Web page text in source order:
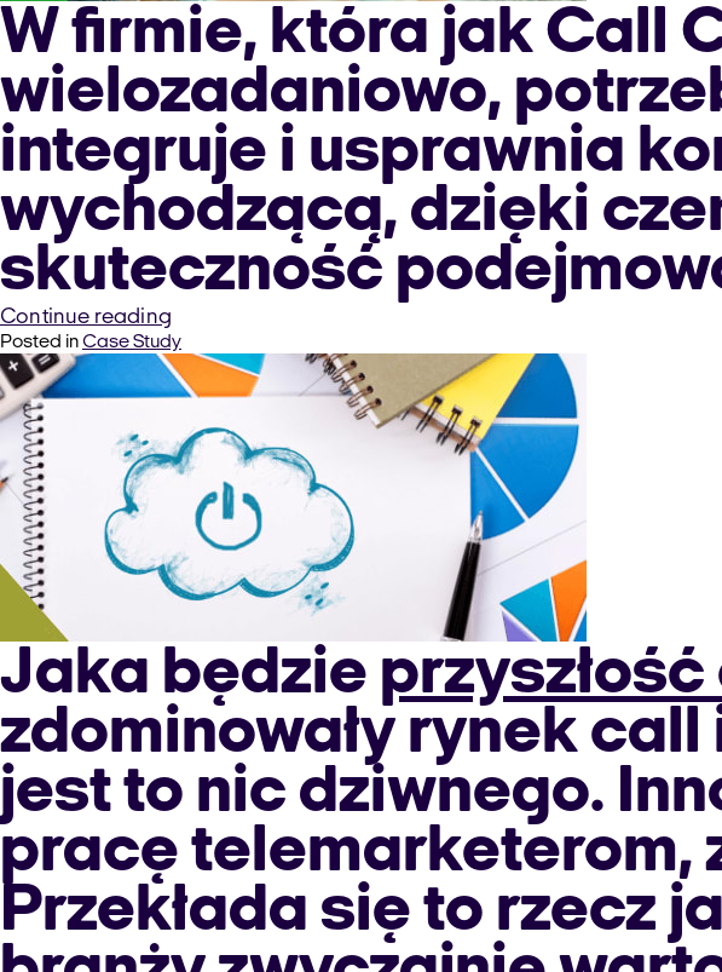
W firmie, która jak Call
wielozadaniowo,
integruje i usprawnia
wychodzącą, dzięki
skuteczność
Continue reading“Skuteczność
i
efektywność:
Center
House
case
study”
Posted inCase Study
Jaka będzie
zdominowały rynek
jest to nic dziwnego.
pracę telemarketerom,
Przekłada się to rzecz